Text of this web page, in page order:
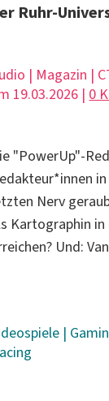
Ruhr-
| Magazin |
19.03.2026 | 0
"PowerUp"-
Nerv
Kartographin
Und:
|